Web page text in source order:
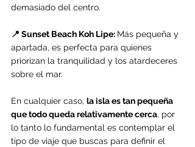
demasiado del centro.
📍 Sunset Beach Koh Lipe: Más pequeña y
apartada, es perfecta para quienes
priorizan la tranquilidad y los atardeceres
sobre el mar.
En cualquier caso, la isla es tan pequeña
que todo queda relativamente cerca, por
lo tanto lo fundamental es contemplar el
tipo de viaje que buscas para definir el